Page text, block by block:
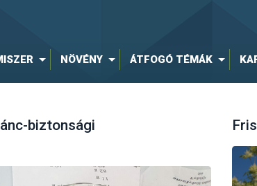
NÖVÉNY ÁTFOGÓ TÉMÁK
biztonsági